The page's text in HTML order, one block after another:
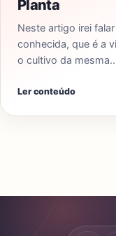
Planta
Neste artigo irei
conhecida, que é a
o cultivo da
Ler conteúdo